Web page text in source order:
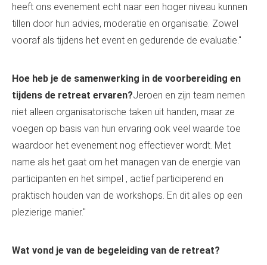
heeft ons evenement echt naar een hoger niveau kunnen
tillen door hun advies, moderatie en organisatie. Zowel
vooraf als tijdens het event en gedurende de evaluatie."
Hoe heb je de samenwerking in de voorbereiding en
tijdens de retreat ervaren?Jeroen en zijn team nemen
niet alleen organisatorische taken uit handen, maar ze
voegen op basis van hun ervaring ook veel waarde toe
waardoor het evenement nog effectiever wordt. Met
name als het gaat om het managen van de energie van
participanten en het simpel , actief participerend en
praktisch houden van de workshops. En dit alles op een
plezierige manier."
Wat vond je van de begeleiding van de retreat?